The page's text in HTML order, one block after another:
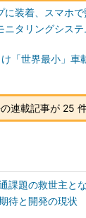
に装着、スマホ
ニタリングシステ
「世界最小」車
連載記事が 25
課題の救世主と
待と開発の現状